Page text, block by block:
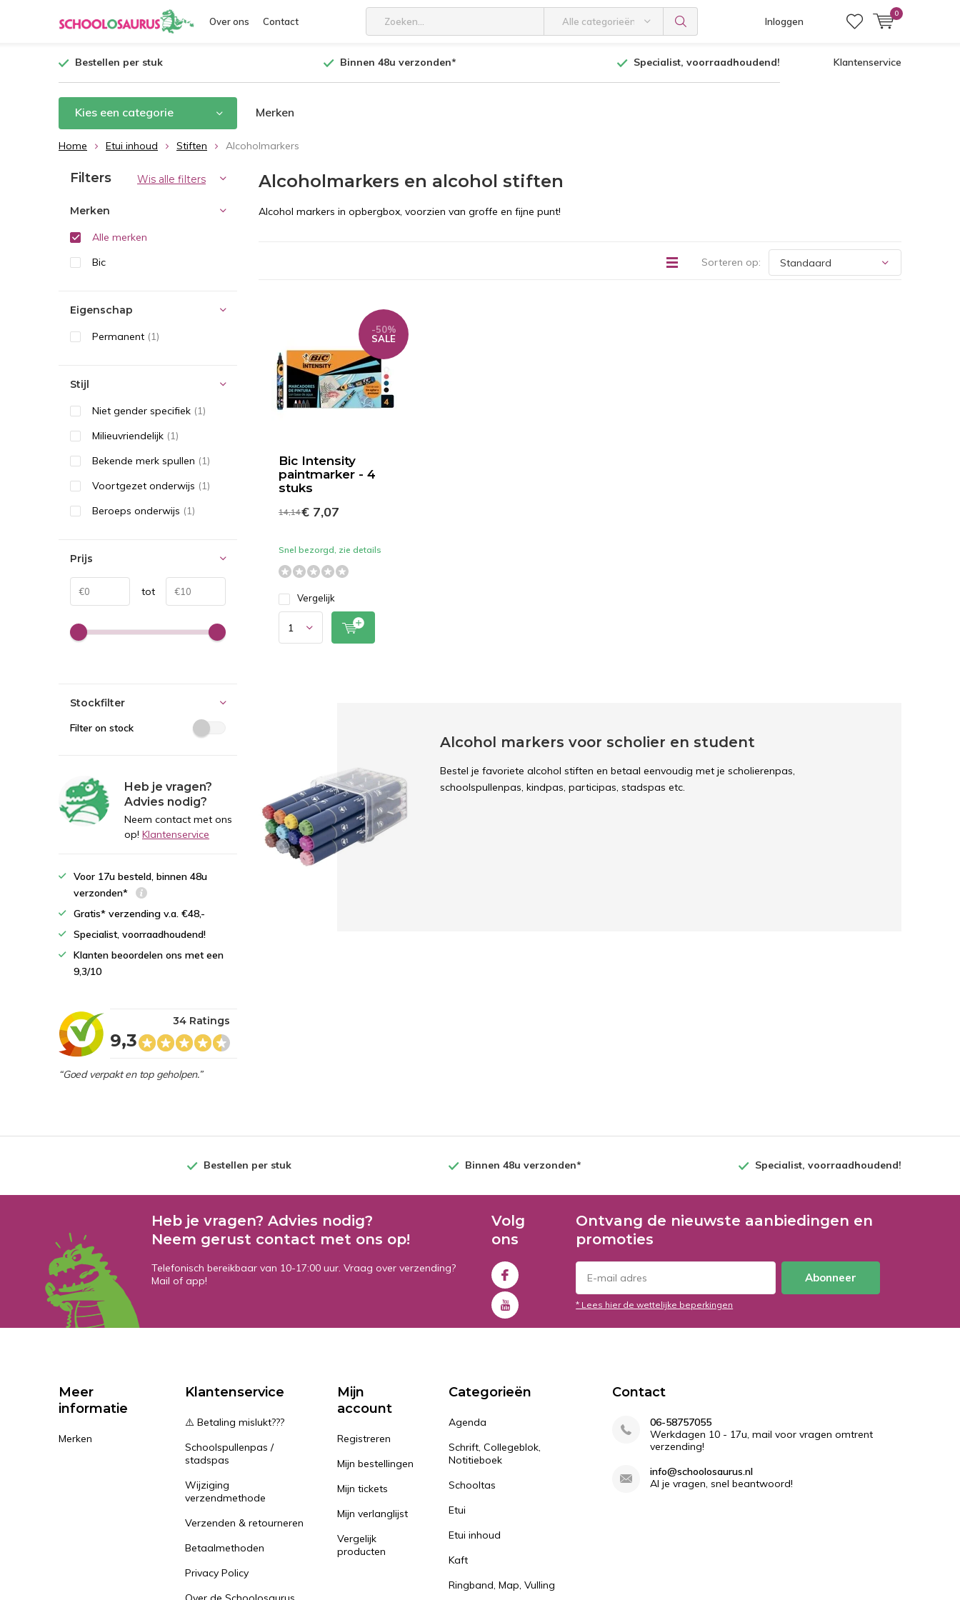
Over ons Contact Alle categorieën Inloggen
0
Bestellen per stuk Binnen 48u verzonden* Specialist, voorraadhoudend! Klantenservice
Kies een categorie Merken
Home Etui inhoud Stiften Alcoholmarkers
Alcoholmarkers en alcohol stiften
Alcohol markers in opbergbox, voorzien van groffe en fijne punt!
Sorteren op:
Bic Intensity
paintmarker - 4
stuks
-50%
SALE
14,14€ 7,07
Snel bezorgd, zie details
Vergelijk
Alcohol markers voor scholier en student
Bestel je favoriete alcohol stiften en betaal eenvoudig met je scholierenpas,
schoolspullenpas, kindpas, participas, stadspas etc.
Filters Wis alle filters
Merken
Alle merken
Bic
Eigenschap
Permanent (1)
Stijl
Niet gender specifiek (1)
Milieuvriendelijk (1)
Bekende merk spullen (1)
Voortgezet onderwijs (1)
Beroeps onderwijs (1)
Prijs
tot
Stockfilter
Filter on stock
Heb je vragen?
Advies nodig?
Neem contact met ons
op! Klantenservice
Voor 17u besteld, binnen 48u
verzonden*
Gratis* verzending v.a. €48,-
Specialist, voorraadhoudend!
Klanten beoordelen ons met een
9,3/10
9,3
34 Ratings
“Goed verpakt en top geholpen.”
Bestellen per stuk Binnen 48u verzonden* Specialist, voorraadhoudend!
Heb je vragen? Advies nodig?
Neem gerust contact met ons op!
Telefonisch bereikbaar van 10-17:00 uur. Vraag over verzending?
Mail of app!
Volg
ons
Ontvang de nieuwste aanbiedingen en
promoties
Abonneer
* Lees hier de wettelijke beperkingen
Meer
informatie
Merken
Klantenservice
⚠️ Betaling mislukt???
Schoolspullenpas /
stadspas
Wijziging
verzendmethode
Verzenden & retourneren
Betaalmethoden
Privacy Policy
Mijn
account
Registreren
Mijn bestellingen
Mijn tickets
Mijn verlanglijst
Vergelijk
producten
Categorieën
Agenda
Schrift, Collegeblok,
Notitieboek
Schooltas
Etui
Etui inhoud
Kaft
Ringband, Map, Vulling
Contact
06-58757055
Werkdagen 10 - 17u, mail voor vragen omtrent
verzending!
info@schoolosaurus.nl
Al je vragen, snel beantwoord!